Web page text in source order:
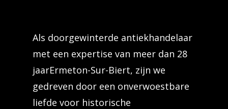
Als doorgewinterde antiekhandelaar
met een expertise van meer dan 28
jaarErmeton-Sur-Biert, zijn we
gedreven door een onverwoestbare
liefde voor historische